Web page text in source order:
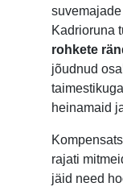
Kadrioruna
rohkete
jõudnud
heinamaid
rajati
jäid need